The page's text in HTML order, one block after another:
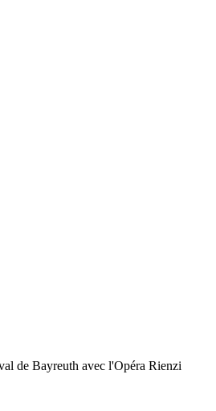
de Bayreuth avec l'Opéra Rienzi